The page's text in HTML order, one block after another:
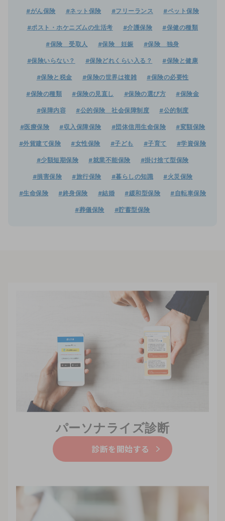
#がん保険 #ネット保険 #フリーランス #ペット保険
#ポスト・ホケニズムの生活考 #介護保険 #保健の種類
#保険 受取人 #保険 妊娠 #保険 独身
#保険いらない？ #保険どれくらい入る？ #保険と健康
#保険と税金 #保険の世界は複雑 #保険の必要性
#保険の種類 #保険の見直し #保険の選び方 #保険金
#保障内容 #公的保険 社会保障制度 #公的制度
#医療保険 #収入保障保険 #団体信用生命保険 #変額保険
#外貨建て保険 #女性保険 #子ども #子育て #学資保険
#少額短期保険 #就業不能保険 #掛け捨て型保険
#損害保険 #旅行保険 #暮らしの知識 #火災保険
#生命保険 #終身保険 #結婚 #緩和型保険 #自転車保険
#葬儀保険 #貯蓄型保険
パーソナライズ診断
診断を開始する